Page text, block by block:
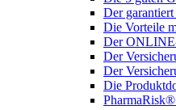
Der
Die Vorteile
Der
Der
Der
Die